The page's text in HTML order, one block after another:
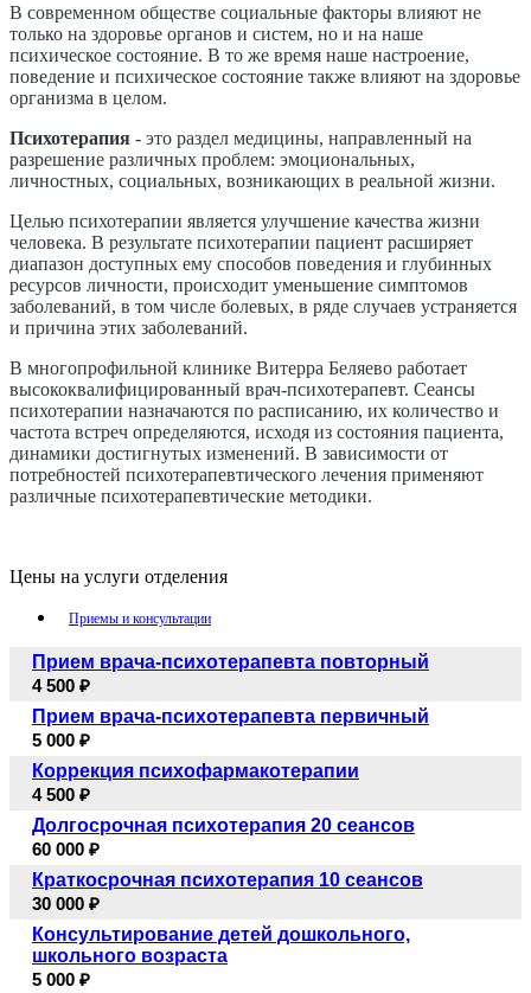
В современном обществе социальные факторы влияют не
только на здоровье органов и систем, но и на наше
психическое состояние. В то же время наше настроение,
поведение и психическое состояние также влияют на здоровье
организма в целом.
Психотерапия - это раздел медицины, направленный на
разрешение различных проблем: эмоциональных,
личностных, социальных, возникающих в реальной жизни.
Целью психотерапии является улучшение качества жизни
человека. В результате психотерапии пациент расширяет
диапазон доступных ему способов поведения и глубинных
ресурсов личности, происходит уменьшение симптомов
заболеваний, в том числе болевых, в ряде случаев устраняется
и причина этих заболеваний.
В многопрофильной клинике Витерра Беляево работает
высококвалифицированный врач-психотерапевт. Сеансы
психотерапии назначаются по расписанию, их количество и
частота встреч определяются, исходя из состояния пациента,
динамики достигнутых изменений. В зависимости от
потребностей психотерапевтического лечения применяют
различные психотерапевтические методики.
Цены на услуги отделения
Приемы и консультации
Прием врача-психотерапевта повторный
4 500 ₽
Прием врача-психотерапевта первичный
5 000 ₽
Коррекция психофармакотерапии
4 500 ₽
Долгосрочная психотерапия 20 сеансов
60 000 ₽
Краткосрочная психотерапия 10 сеансов
30 000 ₽
Консультирование детей дошкольного,
школьного возраста
5 000 ₽